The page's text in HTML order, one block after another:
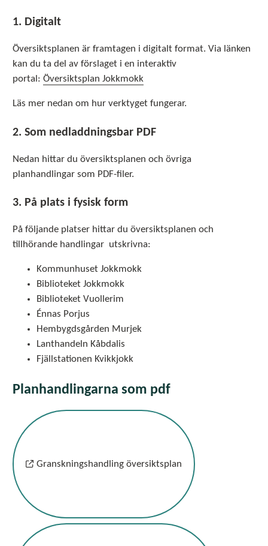
1. Digitalt
Översiktsplanen är framtagen i digitalt format. Via länken
kan du ta del av förslaget i en interaktiv
portal: Översiktsplan Jokkmokk
Läs mer nedan om hur verktyget fungerar.
2. Som nedladdningsbar PDF
Nedan hittar du översiktsplanen och övriga
planhandlingar som PDF-filer.
3. På plats i fysisk form
På följande platser hittar du översiktsplanen och
tillhörande handlingar utskrivna:
Kommunhuset Jokkmokk
Biblioteket Jokkmokk
Biblioteket Vuollerim
Énnas Porjus
Hembygdsgården Murjek
Lanthandeln Kåbdalis
Fjällstationen Kvikkjokk
Planhandlingarna som pdf
Granskningshandling översiktsplan